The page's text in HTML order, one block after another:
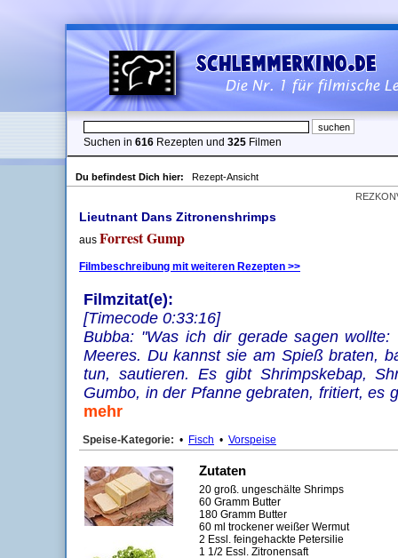
Suchen in 616 Rezepten und 325 Filmen
Du befindest Dich hier:
Rezept-Ansicht
Lieutnant Dans Zitronenshrimps
aus Forrest Gump
Filmbeschreibung mit weiteren Rezepten >>
Filmzitat(e):
[Timecode 0:33:16]
Bubba: "Was ich dir gerade sagen
Meeres. Du kannst sie am Spieß braten,
tun, sautieren. Es gibt Shrimpskebap,
Gumbo, in der Pfanne gebraten, fritiert,
mehr
Speise-Kategorie: • Fisch • Vorspeise
Zutaten
20 groß. ungeschälte Shrimps
60 Gramm Butter
180 Gramm Butter
60 ml trockener weißer Wermut
2 Essl. feingehackte Petersilie
1 1/2 Essl. Zitronensaft